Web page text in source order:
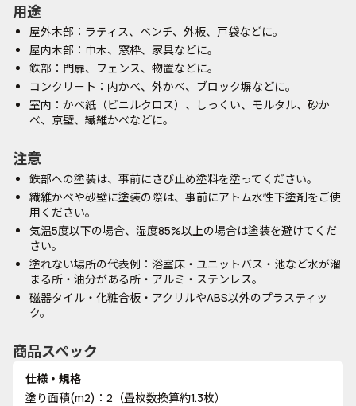
用途
屋外木部：ラティス、ベンチ、外板、戸袋などに。
屋内木部：巾木、窓枠、家具などに。
鉄部：門扉、フェンス、物置などに。
コンクリート：内かべ、外かべ、ブロック塀などに。
室内：かべ紙（ビニルクロス）、しっくい、モルタル、砂か
べ、京壁、繊維かべなどに。
注意
鉄部への塗装は、事前にさび止め塗料を塗ってください。
繊維かべや砂壁に塗装の際は、事前にアトム水性下塗剤をご使
用ください。
気温5度以下の場合、湿度85%以上の場合は塗装を避けてくだ
さい。
塗れない場所の代表例：浴室床・ユニットバス・池など水が溜
まる所・油分がある所・アルミ・ステンレス。
磁器タイル・化粧合板・アクリルやABS以外のプラスティッ
ク。
商品スペック
仕様・規格
塗り面積(m2)：2（畳枚数換算約1.3枚）